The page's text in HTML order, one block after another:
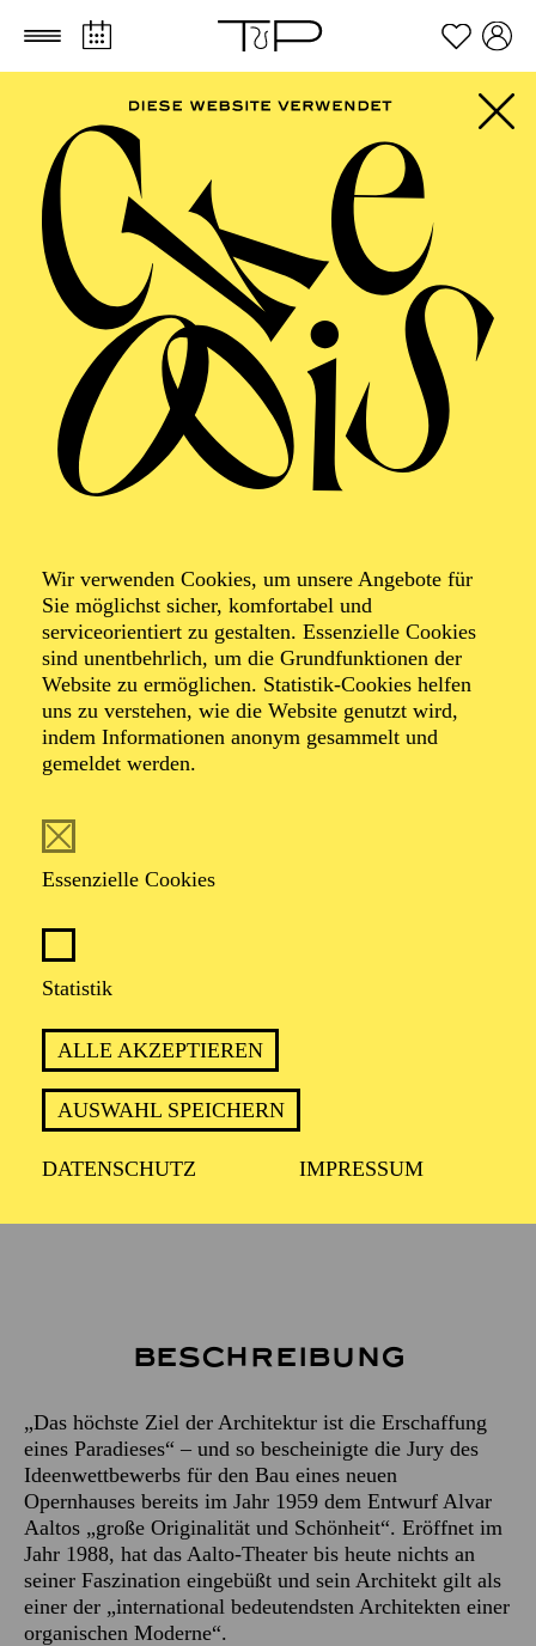
Zum Hauptinhalt springen Zum Footer springen
Wir verwenden Cookies, um unsere Angebote für
Sie möglichst sicher, komfortabel und
serviceorientiert zu gestalten. Essenzielle Cookies
sind unentbehrlich, um die Grundfunktionen der
Website zu ermöglichen. Statistik-Cookies helfen
uns zu verstehen, wie die Website genutzt wird,
indem Informationen anonym gesammelt und
gemeldet werden.
Essenzielle Cookies
Statistik
ALLE AKZEPTIEREN
AUSWAHL SPEICHERN
DATENSCHUTZ IMPRESSUM
AALTO
MUSIKTHEATER,
AALTO BALLETT
ESSEN
Öffentliche
Theater­führung
Zweistündiger öffentlicher Rundgang durch das Aalto-
ca. 2 Stunden
Beschreibung
„Das höchste Ziel der Architektur ist die Erschaffung
eines Paradieses“ – und so bescheinigte die Jury des
Ideenwettbewerbs für den Bau eines neuen
Opernhauses bereits im Jahr 1959 dem Entwurf Alvar
Aaltos „große Originalität und Schönheit“. Eröffnet im
Jahr 1988, hat das Aalto-Theater bis heute nichts an
seiner Faszination eingebüßt und sein Architekt gilt als
einer der „international bedeutendsten Architekten einer
organischen Moderne“.